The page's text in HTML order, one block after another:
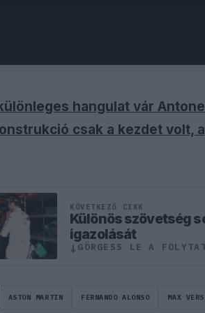
hangulat vár
csak a kezdet volt,
KÖVETKEZŐ CIKK
Különös szövetség
igazolását
↓ GÖRGESS LE A
ASTON MARTIN FERNANDO ALONSO MAX